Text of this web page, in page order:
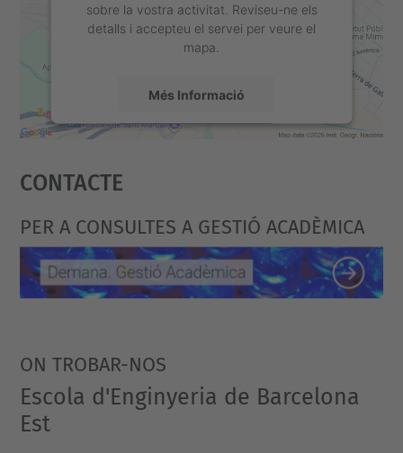
sobre la vostra activitat. Reviseu-ne els
detalls i accepteu el servei per veure el
mapa.
Més Informació
powered by
Contacte
PER A CONSULTES A GESTIÓ ACADÈMICA
ON TROBAR-NOS
Escola d'Enginyeria de Barcelona
Est